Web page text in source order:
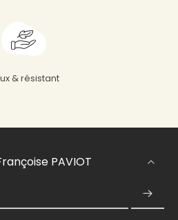
& résistant
PAVIOT